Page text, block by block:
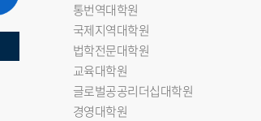
통번역대학원
국제지역대학원
법학전문대학원
교육대학원
글로벌공공리더십대학원
경영대학원